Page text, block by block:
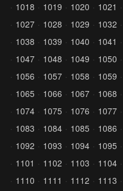
1018
1019 1020 1021
1027
1028 1029 1032
1038
1039 1040 1041
1047
1048 1049 1050
1056
1057 1058 1059
1065
1066 1067 1068
1074
1075 1076 1077
1083
1084 1085 1086
1092
1093 1094 1095
1101
1102 1103 1104
1110
1111 1112 1113